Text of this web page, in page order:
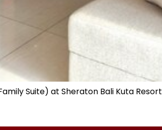
Suite) at Sheraton Bali Kuta Resort